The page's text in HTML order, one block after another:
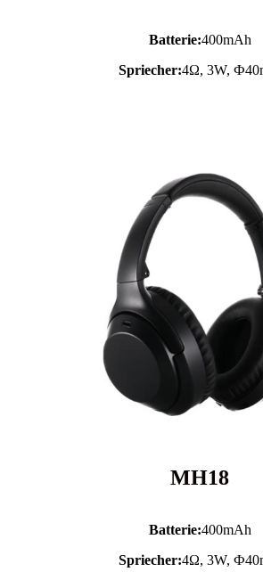
Batterie:400mAh
Spriecher:4Ω, 3W,
MH18
Batterie:400mAh
Spriecher:4Ω, 3W,